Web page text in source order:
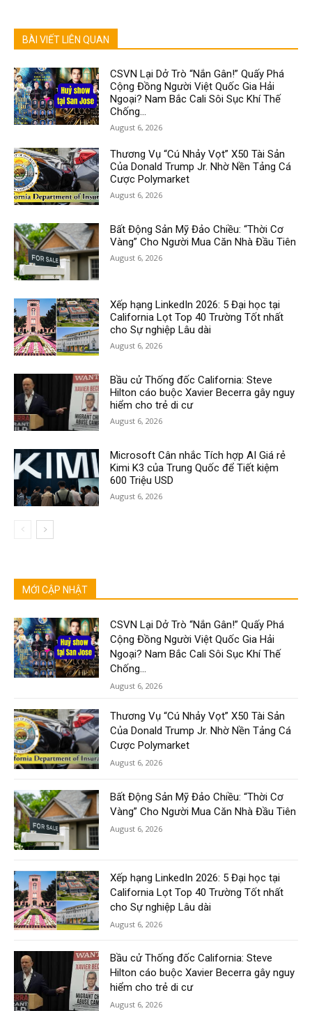
BÀI VIẾT LIÊN QUAN
CSVN Lại Dở Trò “Nắn Gân!” Quấy Phá
Cộng Đồng Người Việt Quốc Gia Hải
Ngoại? Nam Bắc Cali Sôi Sục Khí Thế
Chống...
August 6, 2026
Thương Vụ “Cú Nhảy Vọt” X50 Tài Sản
Của Donald Trump Jr. Nhờ Nền Tảng Cá
Cược Polymarket
August 6, 2026
Bất Động Sản Mỹ Đảo Chiều: “Thời Cơ
Vàng” Cho Người Mua Căn Nhà Đầu Tiên
August 6, 2026
Xếp hạng LinkedIn 2026: 5 Đại học tại
California Lọt Top 40 Trường Tốt nhất
cho Sự nghiệp Lâu dài
August 6, 2026
Bầu cử Thống đốc California: Steve
Hilton cáo buộc Xavier Becerra gây nguy
hiểm cho trẻ di cư
August 6, 2026
Microsoft Cân nhắc Tích hợp AI Giá rẻ
Kimi K3 của Trung Quốc để Tiết kiệm
600 Triệu USD
August 6, 2026
MỚI CẬP NHẬT
CSVN Lại Dở Trò “Nắn Gân!” Quấy Phá
Cộng Đồng Người Việt Quốc Gia Hải
Ngoại? Nam Bắc Cali Sôi Sục Khí Thế
Chống...
August 6, 2026
Thương Vụ “Cú Nhảy Vọt” X50 Tài Sản
Của Donald Trump Jr. Nhờ Nền Tảng Cá
Cược Polymarket
August 6, 2026
Bất Động Sản Mỹ Đảo Chiều: “Thời Cơ
Vàng” Cho Người Mua Căn Nhà Đầu Tiên
August 6, 2026
Xếp hạng LinkedIn 2026: 5 Đại học tại
California Lọt Top 40 Trường Tốt nhất
cho Sự nghiệp Lâu dài
August 6, 2026
Bầu cử Thống đốc California: Steve
Hilton cáo buộc Xavier Becerra gây nguy
hiểm cho trẻ di cư
August 6, 2026